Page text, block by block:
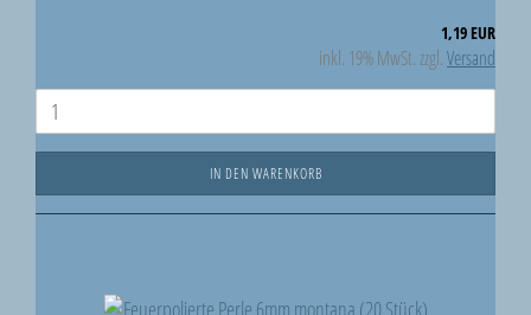
1,19 EUR
inkl. 19% MwSt. zzgl.Versand
IN DEN WARENKORB